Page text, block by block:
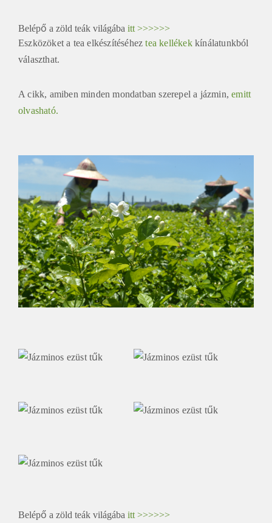
Belépő a zöld teák világába itt >>>>>>
Eszközöket a tea elkészítéséhez tea kellékek kínálatunkból
választhat.
A cikk, amiben minden mondatban szerepel a jázmin,emitt
olvasható.
Belépő a zöld teák világába itt >>>>>>